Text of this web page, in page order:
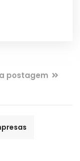
postagem